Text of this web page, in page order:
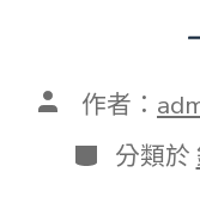
文 作者：
分
類
分類於